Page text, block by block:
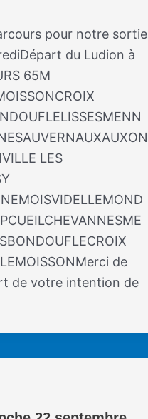
pour notre sortie
du Ludion à
65M
LES
de
de votre intention de